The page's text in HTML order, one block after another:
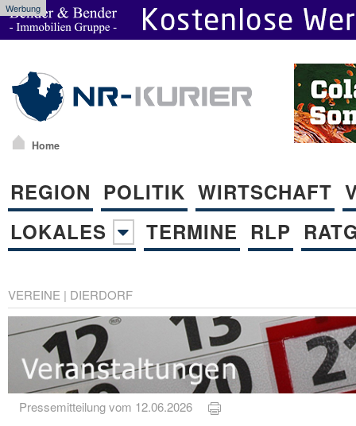
Werbung
Home
REGION POLITIK WIRTSCHAFT
LOKALES
TERMINE RLP
VEREINE | DIERDORF
Pressemitteilung vom 12.06.2026